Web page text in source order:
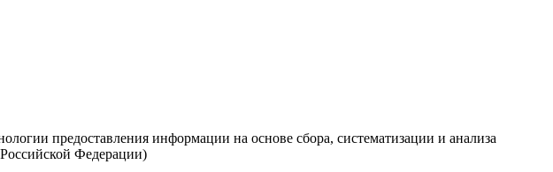
предоставления информации на основе сбора, систематизации и анализа
Федерации)